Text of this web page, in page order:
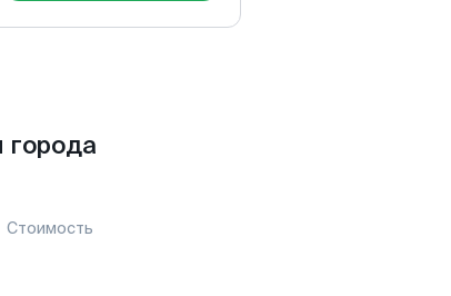
Стоимость